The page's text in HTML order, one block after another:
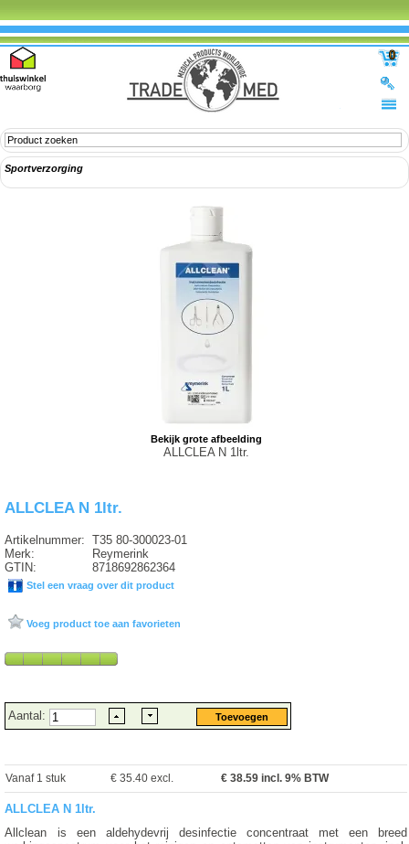
0
Sportverzorging
Bekijk grote afbeelding
ALLCLEA N 1ltr.
ALLCLEA N 1ltr.
Artikelnummer:
Merk:
GTIN:
T35 80-300023-01
Reymerink
8718692862364
Stel een vraag over dit product
Voeg product toe aan favorieten
Aantal:
Vanaf 1 stuk € 35.40 excl. €38.59 incl. 9% BTW
ALLCLEA N 1ltr.
Allclean is een aldehydevrij desinfectie concentraat met een breed